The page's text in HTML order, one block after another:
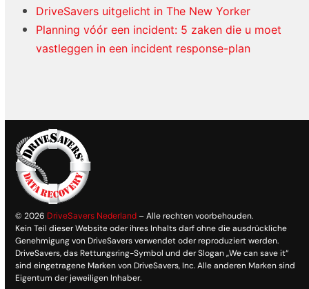
DriveSavers uitgelicht in The New Yorker
Planning vóór een incident: 5 zaken die u moet
vastleggen in een incident response-plan
© 2026 DriveSavers Nederland – Alle rechten voorbehouden.
Kein Teil dieser Website oder ihres Inhalts darf ohne die ausdrückliche
Genehmigung von DriveSavers verwendet oder reproduziert werden.
DriveSavers, das Rettungsring-Symbol und der Slogan „We can save it“
sind eingetragene Marken von DriveSavers, Inc. Alle anderen Marken sind
Eigentum der jeweiligen Inhaber.